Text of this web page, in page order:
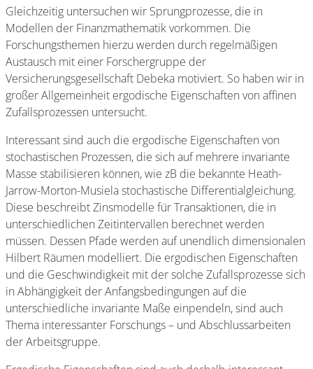
Gleichzeitig untersuchen wir Sprungprozesse, die in
Modellen der Finanzmathematik vorkommen. Die
Forschungsthemen hierzu werden durch regelmäßigen
Austausch mit einer Forschergruppe der
Versicherungsgesellschaft Debeka motiviert. So haben wir in
großer Allgemeinheit ergodische Eigenschaften von affinen
Zufallsprozessen untersucht.
Interessant sind auch die ergodische Eigenschaften von
stochastischen Prozessen, die sich auf mehrere invariante
Masse stabilisieren können, wie zB die bekannte Heath-
Jarrow-Morton-Musiela stochastische Differentialgleichung.
Diese beschreibt Zinsmodelle für Transaktionen, die in
unterschiedlichen Zeitintervallen berechnet werden
müssen. Dessen Pfade werden auf unendlich dimensionalen
Hilbert Räumen modelliert. Die ergodischen Eigenschaften
und die Geschwindigkeit mit der solche Zufallsprozesse sich
in Abhängigkeit der Anfangsbedingungen auf die
unterschiedliche invariante Maße einpendeln, sind auch
Thema interessanter Forschungs – und Abschlussarbeiten
der Arbeitsgruppe.